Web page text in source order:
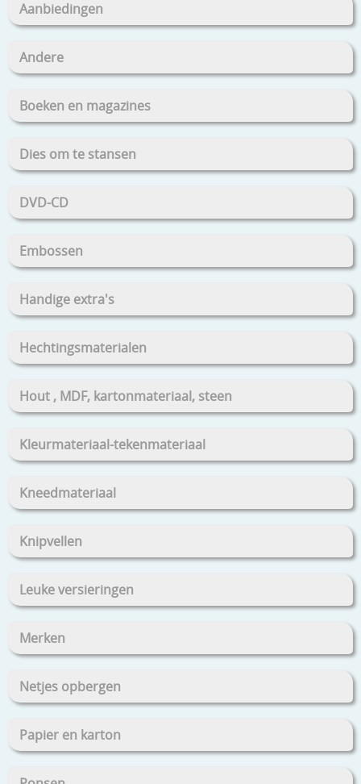
Aanbiedingen
Andere
Boeken en magazines
Dies om te stansen
DVD-CD
Embossen
Handige extra's
Hechtingsmaterialen
Hout , MDF, kartonmateriaal, steen
Kleurmateriaal-tekenmateriaal
Kneedmateriaal
Knipvellen
Leuke versieringen
Merken
Netjes opbergen
Papier en karton